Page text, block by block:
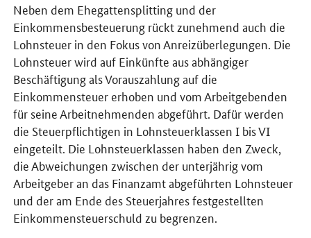
Neben dem Ehegattensplitting und der
Einkommensbesteuerung rückt zunehmend auch die
Lohnsteuer in den Fokus von Anreizüberlegungen. Die
Lohnsteuer wird auf Einkünfte aus abhängiger
Beschäftigung als Vorauszahlung auf die
Einkommensteuer erhoben und vom Arbeitgebenden
für seine Arbeitnehmenden abgeführt. Dafür werden
die Steuerpflichtigen in Lohnsteuerklassen I bis VI
eingeteilt. Die Lohnsteuerklassen haben den Zweck,
die Abweichungen zwischen der unterjährig vom
Arbeitgeber an das Finanzamt abgeführten Lohnsteuer
und der am Ende des Steuerjahres festgestellten
Einkommensteuerschuld zu begrenzen.